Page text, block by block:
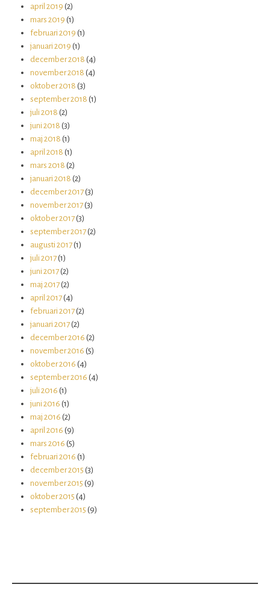
april 2019 (2)
mars 2019 (1)
februari 2019 (1)
januari 2019 (1)
december 2018 (4)
november 2018 (4)
oktober 2018 (3)
september 2018 (1)
juli 2018 (2)
juni 2018 (3)
maj 2018 (1)
april 2018 (1)
mars 2018 (2)
januari 2018 (2)
december 2017 (3)
november 2017 (3)
oktober 2017 (3)
september 2017 (2)
augusti 2017 (1)
juli 2017 (1)
juni 2017 (2)
maj 2017 (2)
april 2017 (4)
februari 2017 (2)
januari 2017 (2)
december 2016 (2)
november 2016 (5)
oktober 2016 (4)
september 2016 (4)
juli 2016 (1)
juni 2016 (1)
maj 2016 (2)
april 2016 (9)
mars 2016 (5)
februari 2016 (1)
december 2015 (3)
november 2015 (9)
oktober 2015 (4)
september 2015 (9)